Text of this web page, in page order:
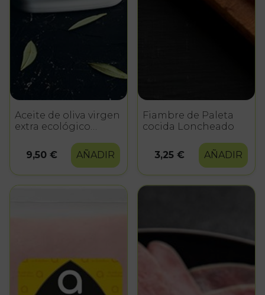
Aceite de oliva virgen
extra ecológico
9,50 €
AÑADIR
Fiambre de Paleta
cocida Loncheado
3,25 € AÑADIR